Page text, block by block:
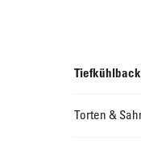
Torten &